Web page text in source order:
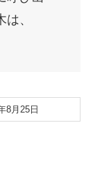
、
8月25日